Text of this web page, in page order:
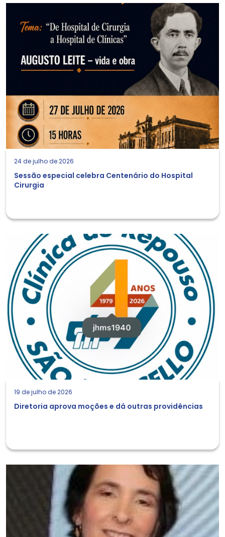
24 de julho de 2026
Sessão especial celebra Centenário do Hospital
Cirurgia
19 de julho de 2026
Diretoria aprova moções e dá outras providências